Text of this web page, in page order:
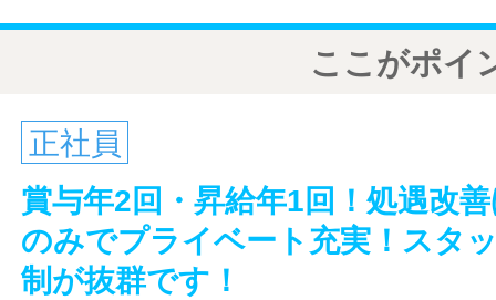
ここがポイ
正社員
賞与年2回・昇給年1回！処遇改
のみでプライベート充実！スタ
制が抜群です！